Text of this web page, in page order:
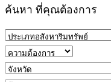
ค้นหา ที่คุณต้องการ